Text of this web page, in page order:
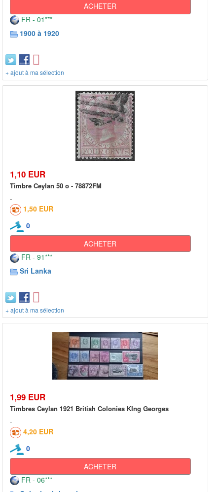
ACHETER
FR - 01***
1900 à 1920
+ ajout à ma sélection
1,10 EUR
Timbre Ceylan 50 o - 78872FM
1,50 EUR
0
ACHETER
FR - 91***
Sri Lanka
+ ajout à ma sélection
1,99 EUR
Timbres Ceylan 1921 British Colonies KIng Georges
4,20 EUR
0
ACHETER
FR - 06***